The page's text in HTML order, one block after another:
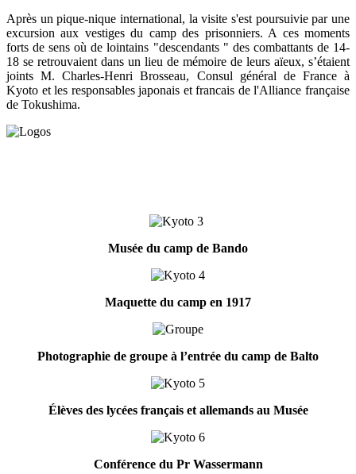
Après un pique-nique international, la visite s'est poursuivie par une
excursion aux vestiges du camp des prisonniers. A ces moments
forts de sens où de lointains "descendants " des combattants de 14-
18 se retrouvaient dans un lieu de mémoire de leurs aïeux, s’étaient
joints M. Charles-Henri Brosseau, Consul général de France à
Kyoto et les responsables japonais et francais de l'Alliance française
de Tokushima.
Musée du camp de Bando
Maquette du camp en 1917
Photographie de groupe à l’entrée du camp de Balto
Élèves des lycées français et allemands au Musée
Conférence du Pr Wassermann